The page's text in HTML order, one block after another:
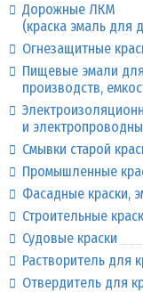
Дорожные ЛКМ
(краска эмаль для
Огнезащитные
Пищевые эмали
производств,
и
Смывки старой
Промышленные
Фасадные краски,
Строительные
Судовые краски
Растворитель для
Отвердитель для